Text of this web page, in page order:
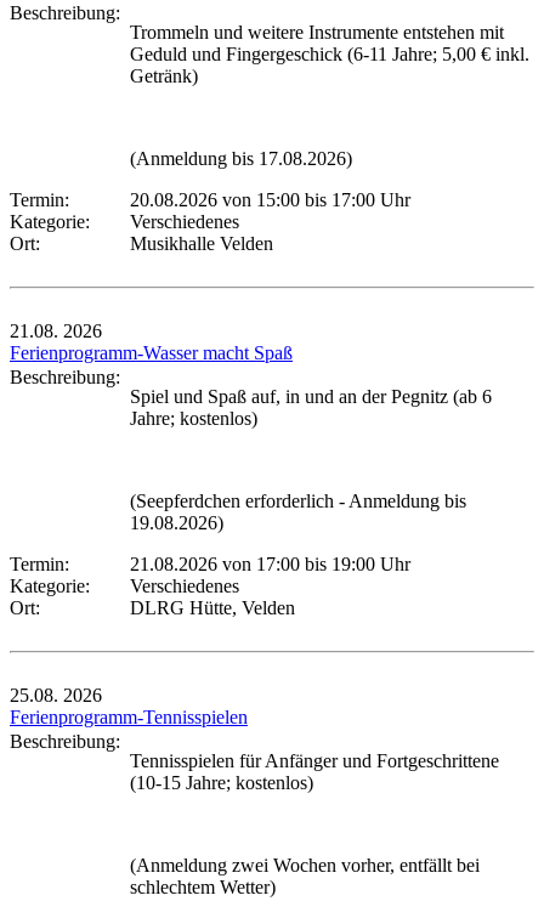
Beschreibung:
Trommeln und weitere Instrumente entstehen mit
Geduld und Fingergeschick (6-11 Jahre; 5,00 € inkl.
Getränk)
(Anmeldung bis 17.08.2026)
Termin:
20.08.2026 von 15:00 bis 17:00 Uhr
Kategorie:
Verschiedenes
Ort:
Musikhalle Velden
21.08. 2026
Ferienprogramm-Wasser macht Spaß
Beschreibung:
Spiel und Spaß auf, in und an der Pegnitz (ab 6
Jahre; kostenlos)
(Seepferdchen erforderlich - Anmeldung bis
19.08.2026)
Termin:
21.08.2026 von 17:00 bis 19:00 Uhr
Kategorie:
Verschiedenes
Ort:
DLRG Hütte, Velden
25.08. 2026
Ferienprogramm-Tennisspielen
Beschreibung:
Tennisspielen für Anfänger und Fortgeschrittene
(10-15 Jahre; kostenlos)
(Anmeldung zwei Wochen vorher, entfällt bei
schlechtem Wetter)